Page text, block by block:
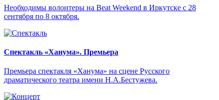
Необходимы волонтеры на Beat Weekend в Иркутске с 28
сентября по 8 октября.
Спектакль «Ханума». Премьера
Премьера спектакля «Ханума» на сцене Русского
драматического театра имени Н.А.Бестужева.